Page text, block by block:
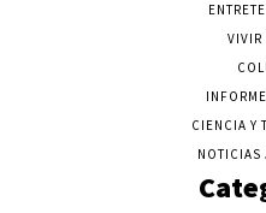
VIVIR
CIENCIA Y
NOTICIAS